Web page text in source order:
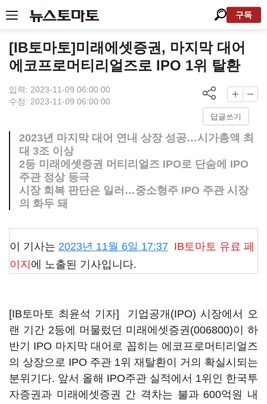
구독
[IB토마토]미래에셋증권, 마지막 대어
에코프로머티리얼즈로 IPO 1위 탈환
입력: 2023-11-09 06:00:00
수정: 2023-11-09 06:00:00
답글쓰기
2023년 마지막 대어 연내 상장 성공…시가총액 최
대 3조 이상
2등 미래에셋증권 머티리얼즈 IPO로 단숨에 IPO
주관 정상 등극
시장 회복 판단은 일러…중소형주 IPO 주관 시장
의 화두 돼
이 기사는 2023년 11월 6일 17:37 IB토마토 유료 페
이지 에 노출된 기사입니다.
[IB토마토 최윤석 기자] 기업공개(IPO) 시장에서 오
랜 기간 2등에 머물렀던 미래에셋증권(006800)이 하
반기 IPO 마지막 대어로 꼽히는 에코프로머티리얼즈
의 상장으로 IPO 주관 1위 재탈환이 거의 확실시되는
분위기다. 앞서 올해 IPO주관 실적에서 1위인 한국투
자증권과 미래에셋증권 간 격차는 불과 600억원 내